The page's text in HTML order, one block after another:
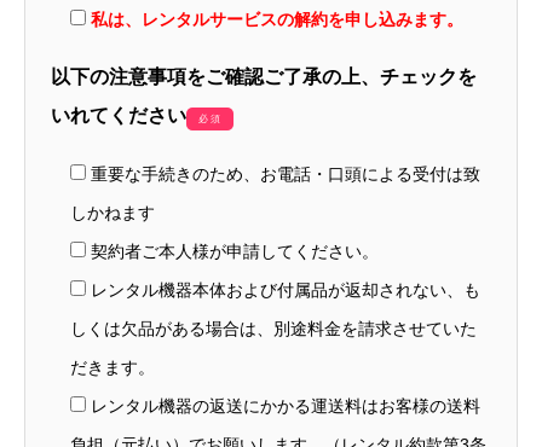
私は、レンタルサービスの解約を申し込みます。
以下の注意事項をご確認ご了承の上、 チェックを
いれてください
必須
重要な手続きのため、お電話・口頭による受付は致
しかねます
契約者ご本人様が申請してください。
レンタル機器本体および付属品が返却されない、も
しくは欠品がある場合は、別途料金を請求させていた
だきます。
レンタル機器の返送にかかる運送料はお客様の送料